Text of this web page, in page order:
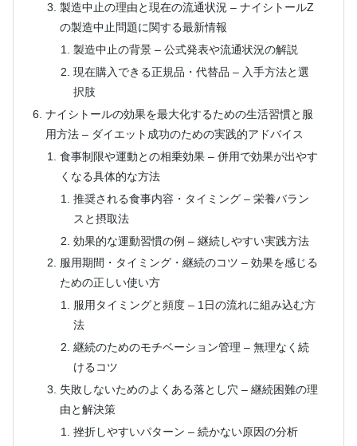
製造中止の理由と現在の流通状況 – ナイシトールZ
の製造中止問題に関する最新情報
製造中止の背景 – 公式発表や流通状況の解説
現在購入できる正規品・代替品 – 入手方法と選
択肢
ナイシトールの効果を最大化するための生活習慣と服
用方法 – ダイエット成功のための実践的アドバイス
食事制限や運動との相乗効果 – 併用で効果が出やす
くなる具体的な方法
推奨される食事内容・タイミング – 栄養バラン
スと摂取法
効果的な運動習慣の例 – 継続しやすい実践方法
服用期間・タイミング・継続のコツ – 効果を感じる
ための正しい使い方
服用タイミングと頻度 – 1日の流れに組み込む方
法
継続のためのモチベーション管理 – 無理なく続
けるコツ
失敗しないためのよくある落とし穴 – 継続困難の理
由と解決策
挫折しやすいパターン – 続かない原因の分析